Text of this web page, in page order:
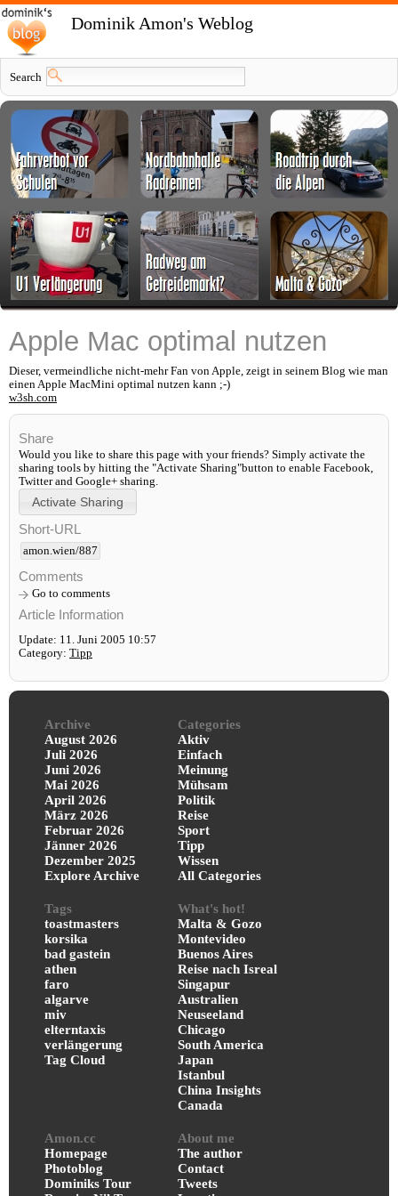
Dominik Amon's Weblog
Search
Apple Mac optimal nutzen
Dieser, vermeindliche nicht-mehr Fan von Apple, zeigt in seinem Blog wie man
einen Apple MacMini optimal nutzen kann ;-)
w3sh.com
Share
Would you like to share this page with your friends? Simply activate the
sharing tools by hitting the "Activate Sharing"button to enable Facebook,
Twitter and Google+ sharing.
Short-URL
amon.wien/887
Comments
Go to comments
Article Information
Update: 11. Juni 2005 10:57
Category: Tipp
Archive
August 2026
Juli 2026
Juni 2026
Mai 2026
April 2026
März 2026
Februar 2026
Jänner 2026
Dezember 2025
Explore Archive
Categories
Aktiv
Einfach
Meinung
Mühsam
Politik
Reise
Sport
Tipp
Wissen
All Categories
Tags
toastmasters
korsika
bad gastein
athen
faro
algarve
miv
elterntaxis
verlängerung
Tag Cloud
What's hot!
Malta & Gozo
Montevideo
Buenos Aires
Reise nach Isreal
Singapur
Australien
Neuseeland
Chicago
South America
Japan
Istanbul
China Insights
Canada
Amon.cc
Homepage
Photoblog
Dominiks Tour
About me
The author
Contact
Tweets